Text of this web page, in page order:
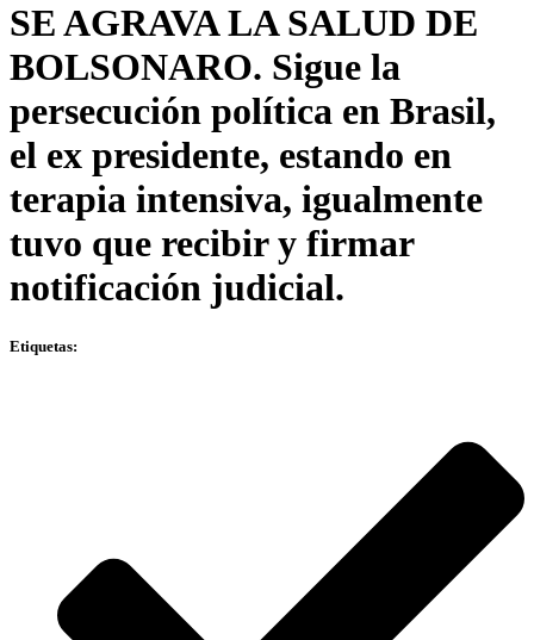
SE AGRAVA LA SALUD DE
BOLSONARO. Sigue la
persecución política en Brasil,
el ex presidente, estando en
terapia intensiva, igualmente
tuvo que recibir y firmar
notificación judicial.
Etiquetas: